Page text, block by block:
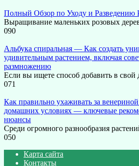
Полный Обзор по Уходу и Разведению
Выращивание маленьких розовых
090
Альбука спиральная — Как создать
удивительным растением, включая
размножению
Если вы ищете способ добавить в
071
Как правильно ухаживать за
домашних условиях — ключевые
нюансы
Среди огромного разнообразия
050
Карта сайта
Контакты